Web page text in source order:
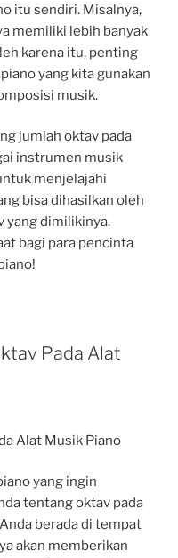
itu sendiri. Misalnya,
memiliki lebih banyak
karena itu, penting
yang kita gunakan
musik.
jumlah oktav pada
instrumen musik
menjelajahi
bisa dihasilkan oleh
yang dimilikinya.
bagi para pencinta
Pada Alat
Alat Musik Piano
yang ingin
tentang oktav pada
berada di tempat
akan memberikan